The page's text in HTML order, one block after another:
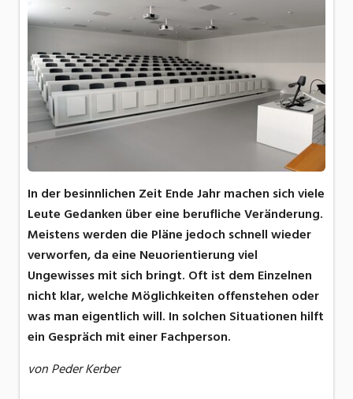
In der besinnlichen Zeit Ende Jahr machen sich viele
Leute Gedanken über eine berufliche Veränderung.
Meistens werden die Pläne jedoch schnell wieder
verworfen, da eine Neuorientierung viel
Ungewisses mit sich bringt. Oft ist dem Einzelnen
nicht klar, welche Möglichkeiten offenstehen oder
was man eigentlich will. In solchen Situationen hilft
ein Gespräch mit einer Fachperson.
von Peder Kerber